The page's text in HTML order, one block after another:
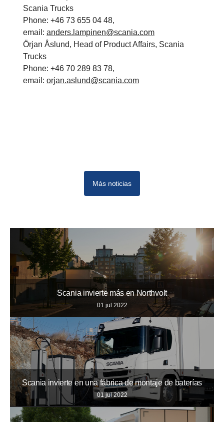
Scania Trucks
Phone: +46 73 655 04 48,
email: anders.lampinen@scania.com
Örjan Åslund, Head of Product Affairs, Scania
Trucks
Phone: +46 70 289 83 78,
email: orjan.aslund@scania.com
Más noticias
Scania invierte más en Northvolt
01 jul 2022
Scania invierte en una fábrica de montaje de baterías
01 jul 2022